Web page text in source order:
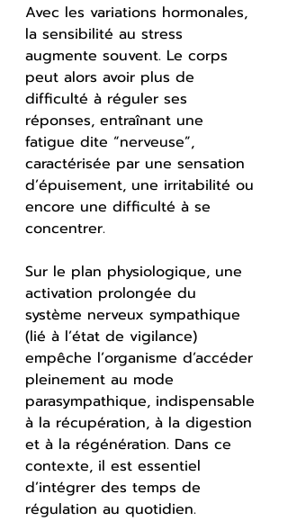
Avec les variations hormonales,
la sensibilité au stress
augmente souvent. Le corps
peut alors avoir plus de
difficulté à réguler ses
réponses, entraînant une
fatigue dite “nerveuse”,
caractérisée par une sensation
d’épuisement, une irritabilité ou
encore une difficulté à se
concentrer.
Sur le plan physiologique, une
activation prolongée du
système nerveux sympathique
(lié à l’état de vigilance)
empêche l’organisme d’accéder
pleinement au mode
parasympathique, indispensable
à la récupération, à la digestion
et à la régénération. Dans ce
contexte, il est essentiel
d’intégrer des temps de
régulation au quotidien.